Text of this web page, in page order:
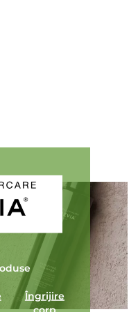
Îngrijire
corp